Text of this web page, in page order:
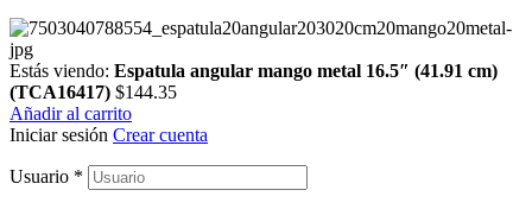
Estás viendo: Espatula angular mango metal 16.5″ (41.91 cm)
(TCA16417) $144.35
Añadir al carrito
Iniciar sesión Crear cuenta
Usuario *